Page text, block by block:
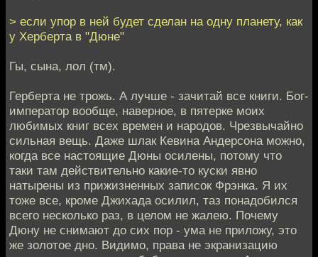
> если упор в ней будет сделан на одну планету, как
у Херберта в "Дюне"
Гы, сына, лол (тм).
Герберта не трожь. А лучше - зачитай все книги. Бог-
император вообще, наверное, в пятерке моих
любимых книг всех времен и народов. Чрезвычайно
сильная вещь. Даже шлак Кевина Андерсона можно,
когда все настоящие Дюны осилены, потому что
таки там действительно какие-то куски явно
натырены из прижизненных записок Фрэнка. Я их
тоже все, кроме Джихада осилил, таз понадобился
всего несколько раз, в целом не жалею. Почему
Дюну не снимают до сих пор - ума не приложу, это
же золотое дно. Видимо, права не экранизацию